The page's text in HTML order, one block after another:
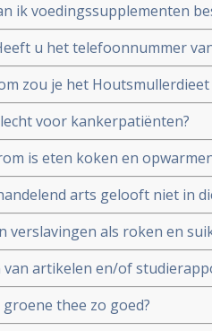
ik voedingssupplementen
u ook korting kunt
u het telefoonnummer
zou je het
voor kankerpatiënten?
is eten koken en
arts gelooft niet in
verslavingen als roken en
zoet!
van artikelen en/of
thee zo goed?